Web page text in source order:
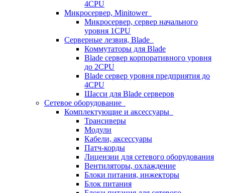
4CPU
Микросервер, Minitower
Микросервер, сервер начального
уровня 1CPU
Серверные лезвия, Blade
Коммутаторы для Blade
Blade сервер корпоративного уровня
до 2CPU
Blade сервер уровня предприятия до
4CPU
Шасси для Blade серверов
Сетевое оборудование
Комплектующие и аксессуары
Трансиверы
Модули
Кабели, аксессуары
Патч-корды
Лицензии для сетевого оборудования
Вентиляторы, охлаждение
Блоки питания, инжекторы
Блок питания